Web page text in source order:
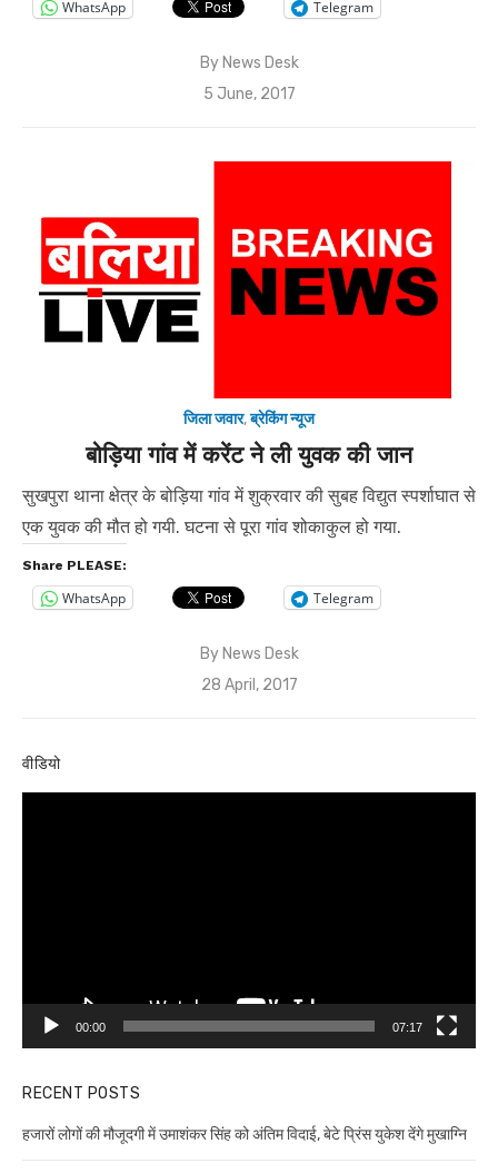
WhatsApp Telegram
By News Desk
Posted
5 June, 2017
जिला जवार,ब्रेकिंग न्यूज
बोड़िया गांव में करेंट ने ली युवक की जान
सुखपुरा थाना क्षेत्र के बोड़िया गांव में शुक्रवार की सुबह विद्युत स्पर्शाघात से
एक युवक की मौत हो गयी. घटना से पूरा गांव शोकाकुल हो गया.
Share PLEASE:
WhatsApp Telegram
By News Desk
Posted
28 April, 2017
वीडियो
00:00 07:17
RECENT POSTS
हजारों लोगों की मौजूदगी में उमाशंकर सिंह को अंतिम विदाई, बेटे प्रिंस युकेश देंगे मुखाग्नि